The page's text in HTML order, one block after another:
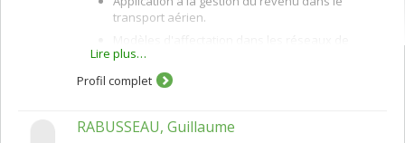
transport aérien.
transport urbain et interurbain.
Étude algorithmique des inéquations
Lire plus…
Profil complet
RABUSSEAU, Guillaume